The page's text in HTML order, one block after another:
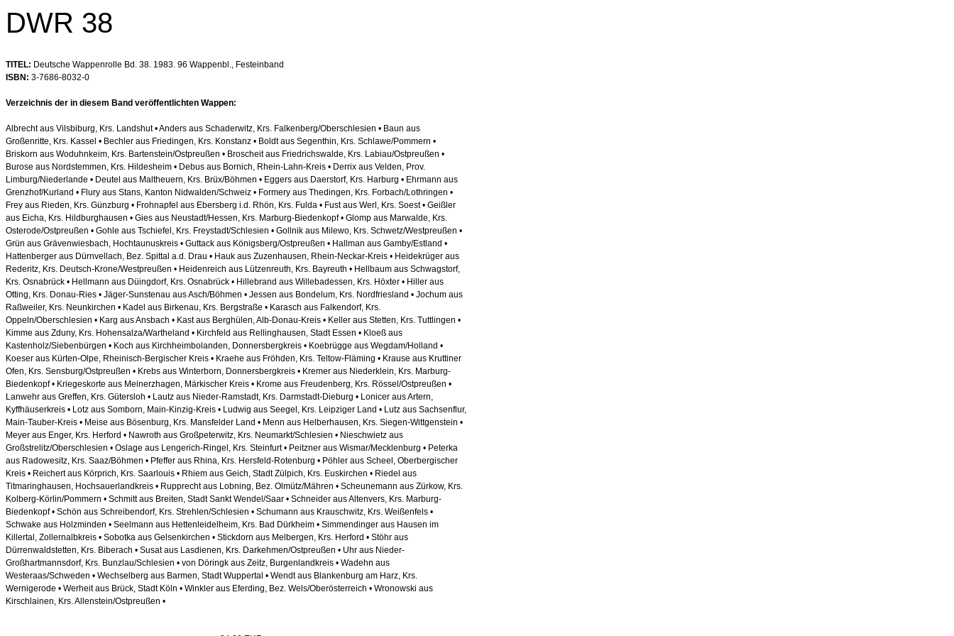
DWR 38
TITEL: Deutsche Wappenrolle Bd. 38. 1983. 96 Wappenbl., Festeinband
ISBN: 3-7686-8032-0
Verzeichnis der in diesem Band veröffentlichten Wappen:
Albrecht aus Vilsbiburg, Krs. Landshut • Anders aus Schaderwitz, Krs. Falkenberg/Oberschlesien • Baun aus
Großenritte, Krs. Kassel • Bechler aus Friedingen, Krs. Konstanz • Boldt aus Segenthin, Krs. Schlawe/Pommern •
Briskorn aus Woduhnkeim, Krs. Bartenstein/Ostpreußen • Broscheit aus Friedrichswalde, Krs. Labiau/Ostpreußen •
Burose aus Nordstemmen, Krs. Hildesheim • Debus aus Bornich, Rhein-Lahn-Kreis • Derrix aus Velden, Prov.
Limburg/Niederlande • Deutel aus Maltheuern, Krs. Brüx/Böhmen • Eggers aus Daerstorf, Krs. Harburg • Ehrmann aus
Grenzhof/Kurland • Flury aus Stans, Kanton Nidwalden/Schweiz • Formery aus Thedingen, Krs. Forbach/Lothringen •
Frey aus Rieden, Krs. Günzburg • Frohnapfel aus Ebersberg i.d. Rhön, Krs. Fulda • Fust aus Werl, Krs. Soest • Geißler
aus Eicha, Krs. Hildburghausen • Gies aus Neustadt/Hessen, Krs. Marburg-Biedenkopf • Glomp aus Marwalde, Krs.
Osterode/Ostpreußen • Gohle aus Tschiefel, Krs. Freystadt/Schlesien • Gollnik aus Milewo, Krs. Schwetz/Westpreußen •
Grün aus Grävenwiesbach, Hochtaunuskreis • Guttack aus Königsberg/Ostpreußen • Hallman aus Gamby/Estland •
Hattenberger aus Dürnvellach, Bez. Spittal a.d. Drau • Hauk aus Zuzenhausen, Rhein-Neckar-Kreis • Heidekrüger aus
Rederitz, Krs. Deutsch-Krone/Westpreußen • Heidenreich aus Lützenreuth, Krs. Bayreuth • Hellbaum aus Schwagstorf,
Krs. Osnabrück • Hellmann aus Düingdorf, Krs. Osnabrück • Hillebrand aus Willebadessen, Krs. Höxter • Hiller aus
Otting, Krs. Donau-Ries • Jäger-Sunstenau aus Asch/Böhmen • Jessen aus Bondelum, Krs. Nordfriesland • Jochum aus
Raßweiler, Krs. Neunkirchen • Kadel aus Birkenau, Krs. Bergstraße • Karasch aus Falkendorf, Krs.
Oppeln/Oberschlesien • Karg aus Ansbach • Kast aus Berghülen, Alb-Donau-Kreis • Keller aus Stetten, Krs. Tuttlingen •
Kimme aus Zduny, Krs. Hohensalza/Wartheland • Kirchfeld aus Rellinghausen, Stadt Essen • Kloeß aus
Kastenholz/Siebenbürgen • Koch aus Kirchheimbolanden, Donnersbergkreis • Koebrügge aus Wegdam/Holland •
Koeser aus Kürten-Olpe, Rheinisch-Bergischer Kreis • Kraehe aus Fröhden, Krs. Teltow-Fläming • Krause aus Kruttiner
Ofen, Krs. Sensburg/Ostpreußen • Krebs aus Winterborn, Donnersbergkreis • Kremer aus Niederklein, Krs. Marburg-
Biedenkopf • Kriegeskorte aus Meinerzhagen, Märkischer Kreis • Krome aus Freudenberg, Krs. Rössel/Ostpreußen •
Lanwehr aus Greffen, Krs. Gütersloh • Lautz aus Nieder-Ramstadt, Krs. Darmstadt-Dieburg • Lonicer aus Artern,
Kyffhäuserkreis • Lotz aus Somborn, Main-Kinzig-Kreis • Ludwig aus Seegel, Krs. Leipziger Land • Lutz aus Sachsenflur,
Main-Tauber-Kreis • Meise aus Bösenburg, Krs. Mansfelder Land • Menn aus Helberhausen, Krs. Siegen-Wittgenstein •
Meyer aus Enger, Krs. Herford • Nawroth aus Großpeterwitz, Krs. Neumarkt/Schlesien • Nieschwietz aus
Großstrelitz/Oberschlesien • Oslage aus Lengerich-Ringel, Krs. Steinfurt • Peitzner aus Wismar/Mecklenburg • Peterka
aus Radowesitz, Krs. Saaz/Böhmen • Pfeffer aus Rhina, Krs. Hersfeld-Rotenburg • Pöhler aus Scheel, Oberbergischer
Kreis • Reichert aus Körprich, Krs. Saarlouis • Rhiem aus Geich, Stadt Zülpich, Krs. Euskirchen • Riedel aus
Titmaringhausen, Hochsauerlandkreis • Rupprecht aus Lobning, Bez. Olmütz/Mähren • Scheunemann aus Zürkow, Krs.
Kolberg-Körlin/Pommern • Schmitt aus Breiten, Stadt Sankt Wendel/Saar • Schneider aus Altenvers, Krs. Marburg-
Biedenkopf • Schön aus Schreibendorf, Krs. Strehlen/Schlesien • Schumann aus Krauschwitz, Krs. Weißenfels •
Schwake aus Holzminden • Seelmann aus Hettenleidelheim, Krs. Bad Dürkheim • Simmendinger aus Hausen im
Killertal, Zollernalbkreis • Sobotka aus Gelsenkirchen • Stickdorn aus Melbergen, Krs. Herford • Stöhr aus
Dürrenwaldstetten, Krs. Biberach • Susat aus Lasdienen, Krs. Darkehmen/Ostpreußen • Uhr aus Nieder-
Großhartmannsdorf, Krs. Bunzlau/Schlesien • von Döringk aus Zeitz, Burgenlandkreis • Wadehn aus
Westeraas/Schweden • Wechselberg aus Barmen, Stadt Wuppertal • Wendt aus Blankenburg am Harz, Krs.
Wernigerode • Werheit aus Brück, Stadt Köln • Winkler aus Eferding, Bez. Wels/Oberösterreich • Wronowski aus
Kirschlainen, Krs. Allenstein/Ostpreußen •